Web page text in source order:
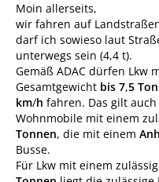
Moin allerseits,
wir fahren auf
darf ich sowieso laut
unterwegs sein (4,4 t).
Gemäß ADAC dürfen Lkw
Gesamtgewicht bis 7,5
km/h fahren. Das gilt
Wohnmobile mit einem
Tonnen, die mit einem
Busse.
Für Lkw mit einem